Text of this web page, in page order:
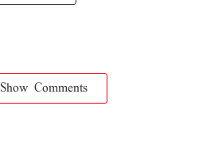
Show Comments